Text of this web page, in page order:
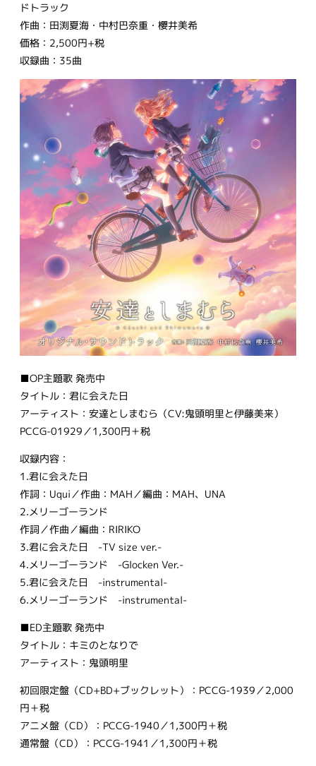
ドトラック
作曲：田渕夏海・中村巴奈重・櫻井美希
価格：2,500円+税
収録曲：35曲
■OP主題歌 発売中
タイトル：君に会えた日
アーティスト：安達としまむら（CV:鬼頭明里と伊藤美来）
PCCG-01929／1,300円＋税
収録内容：
1.君に会えた日
作詞：Uqui／作曲：MAH／編曲：MAH、UNA
2.メリーゴーランド
作詞／作曲／編曲：RIRIKO
3.君に会えた日 -TV size ver.-
4.メリーゴーランド -Glocken Ver.-
5.君に会えた日 -instrumental-
6.メリーゴーランド -instrumental-
■ED主題歌 発売中
タイトル：キミのとなりで
アーティスト：鬼頭明里
初回限定盤（CD+BD+ブックレット）：PCCG-1939／2,000
円＋税
アニメ盤（CD）：PCCG-1940／1,300円＋税
通常盤（CD）：PCCG-1941／1,300円＋税